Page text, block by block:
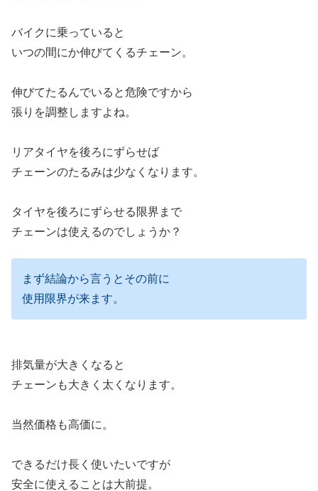
バイクに乗っていると
いつの間にか伸びてくるチェーン。
伸びてたるんでいると危険ですから
張りを調整しますよね。
リアタイヤを後ろにずらせば
チェーンのたるみは少なくなります。
タイヤを後ろにずらせる限界まで
チェーンは使えるのでしょうか？
まず結論から言うとその前に
使用限界が来ます。
排気量が大きくなると
チェーンも大きく太くなります。
当然価格も高価に。
できるだけ長く使いたいですが
安全に使えることは大前提。